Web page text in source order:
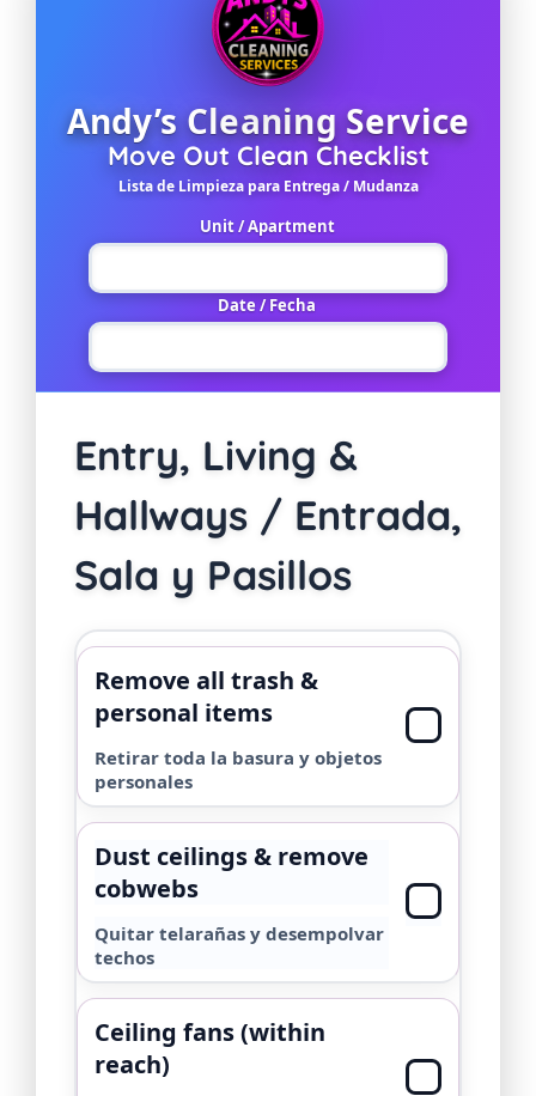
Andy’s Cleaning Service
Move Out Clean Checklist
Lista de Limpieza para Entrega / Mudanza
Unit / Apartment
Date / Fecha
Entry, Living &
Hallways / Entrada,
Sala y Pasillos
Remove all trash &
personal items
Retirar toda la basura y objetos
personales
Dust ceilings & remove
cobwebs
Quitar telarañas y desempolvar
techos
Ceiling fans (within
reach)